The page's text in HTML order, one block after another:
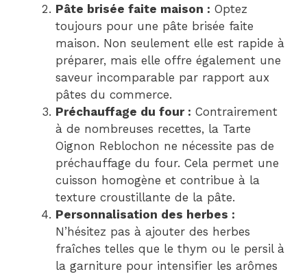
Pâte brisée faite maison : Optez
toujours pour une pâte brisée faite
maison. Non seulement elle est rapide à
préparer, mais elle offre également une
saveur incomparable par rapport aux
pâtes du commerce.
Préchauffage du four : Contrairement
à de nombreuses recettes, la Tarte
Oignon Reblochon ne nécessite pas de
préchauffage du four. Cela permet une
cuisson homogène et contribue à la
texture croustillante de la pâte.
Personnalisation des herbes :
N’hésitez pas à ajouter des herbes
fraîches telles que le thym ou le persil à
la garniture pour intensifier les arômes